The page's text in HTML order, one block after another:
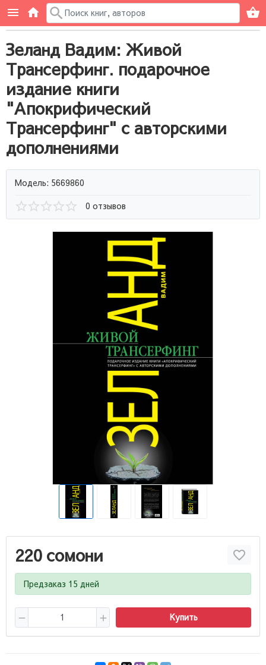
Зеланд Вадим: Живой
Трансерфинг. подарочное
издание книги
"Апокрифический
Трансерфинг" с авторскими
дополнениями
Модель: 5669860
0 отзывов
220 сомони
Предзаказ 15 дней
Купить